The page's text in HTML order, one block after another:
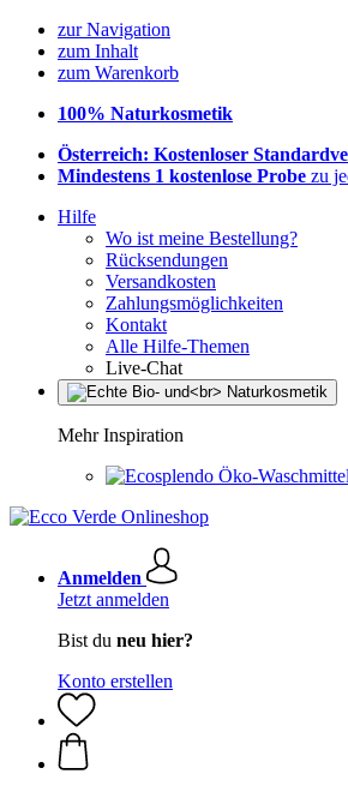
zur Navigation
zum Inhalt
zum Warenkorb
100% Naturkosmetik
Österreich: Kostenloser
Mindestens 1 kostenlose Probe zu
Hilfe
Wo ist meine Bestellung?
Rücksendungen
Versandkosten
Zahlungsmöglichkeiten
Kontakt
Alle Hilfe-Themen
Live-Chat
Mehr Inspiration
Öko-
Anmelden
Jetzt anmelden
Bist du neu hier?
Konto erstellen